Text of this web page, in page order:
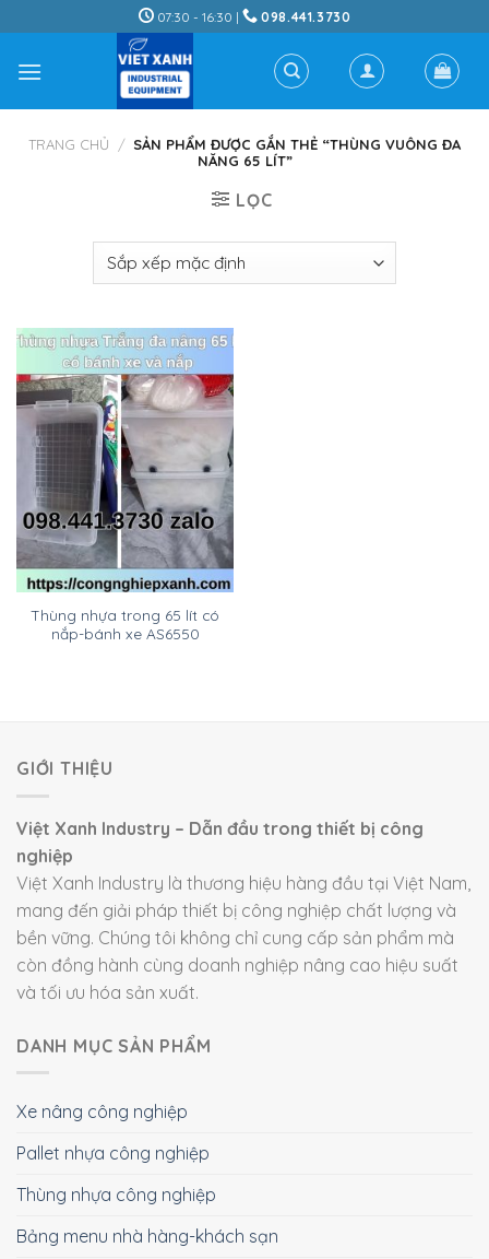
to
content
07:30 - 16:30 | 098.441.3730
TRANG CHỦ / SẢN PHẨM ĐƯỢC GẮN THẺ “THÙNG VUÔNG ĐA
NĂNG 65 LÍT”
LỌC
Thùng nhựa trong 65 lít có
nắp-bánh xe AS6550
GIỚI THIỆU
Việt Xanh Industry – Dẫn đầu trong thiết bị công
nghiệp
Việt Xanh Industry là thương hiệu hàng đầu tại Việt Nam,
mang đến giải pháp thiết bị công nghiệp chất lượng và
bền vững. Chúng tôi không chỉ cung cấp sản phẩm mà
còn đồng hành cùng doanh nghiệp nâng cao hiệu suất
và tối ưu hóa sản xuất.
DANH MỤC SẢN PHẨM
Xe nâng công nghiệp
Pallet nhựa công nghiệp
Thùng nhựa công nghiệp
Bảng menu nhà hàng-khách sạn